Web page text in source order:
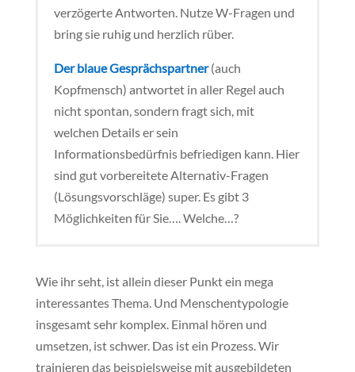
verzögerte Antworten. Nutze W-Fragen und
bring sie ruhig und herzlich rüber.
Der blaue Gesprächspartner(auch
Kopfmensch) antwortet in aller Regel auch
nicht spontan, sondern fragt sich, mit
welchen Details er sein
Informationsbedürfnis befriedigen kann. Hier
sind gut vorbereitete Alternativ-Fragen
(Lösungsvorschläge) super. Es gibt 3
Möglichkeiten für Sie…. Welche…?
Wie ihr seht, ist allein dieser Punkt ein mega
interessantes Thema. Und Menschentypologie
insgesamt sehr komplex. Einmal hören und
umsetzen, ist schwer. Das ist ein Prozess. Wir
trainieren das beispielsweise mit ausgebildeten